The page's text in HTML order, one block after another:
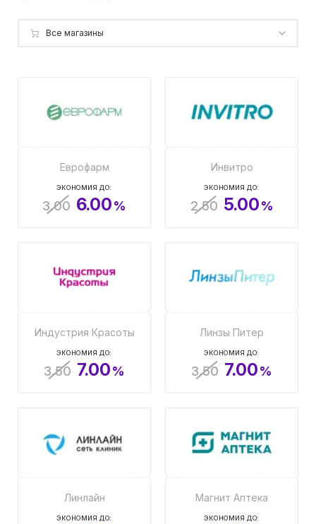
Все магазины
Еврофарм
ЭКОНОМИЯ ДО:
3.00 6.00%
Инвитро
ЭКОНОМИЯ ДО:
2.50 5.00%
Индустрия Красоты
ЭКОНОМИЯ ДО:
3.50 7.00%
Линзы Питер
ЭКОНОМИЯ ДО:
3.50 7.00%
Линлайн
ЭКОНОМИЯ ДО:
Магнит Аптека
ЭКОНОМИЯ ДО: